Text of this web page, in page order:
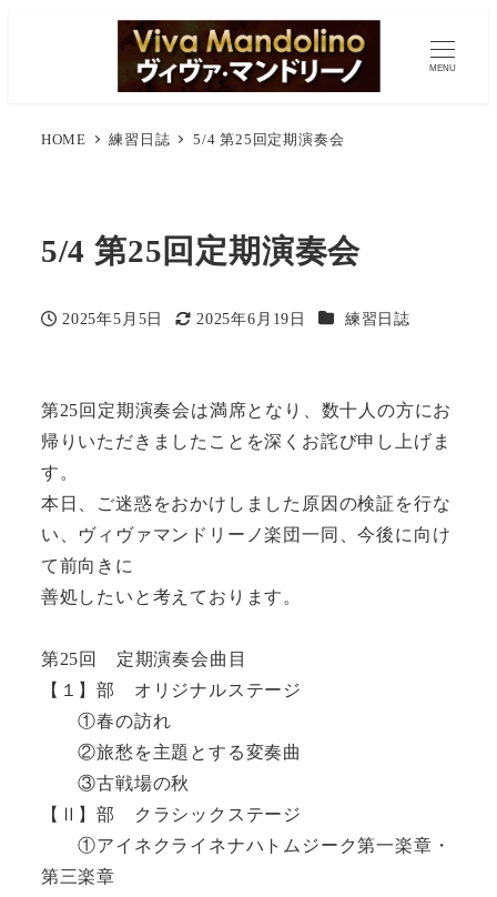
MENU
HOME 練習日誌 5/4 第25回定期演奏会
5/4 第25回定期演奏会
投稿日
2025年5月5日
更新日
2025年6月19日 カテゴリー
練習日誌
第25回定期演奏会は満席となり、数十人の方にお
帰りいただきましたことを深くお詫び申し上げま
す。
本日、ご迷惑をおかけしました原因の検証を行な
い、ヴィヴァマンドリーノ楽団一同、今後に向け
て前向きに
善処したいと考えております。
第25回 定期演奏会曲目
【１】部 オリジナルステージ
①春の訪れ
②旅愁を主題とする変奏曲
③古戦場の秋
【Ⅱ】部 クラシックステージ
①アイネクライネナハトムジーク第一楽章・
第三楽章